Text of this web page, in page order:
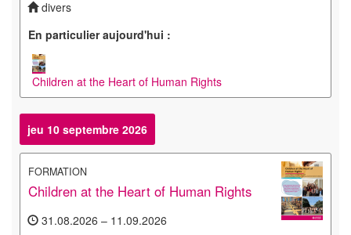
divers
En particulier aujourd'hui :
Children at the Heart of Human Rights
jeu 10 septembre 2026
FORMATION
Children at the Heart of Human Rights
31.08.2026 – 11.09.2026